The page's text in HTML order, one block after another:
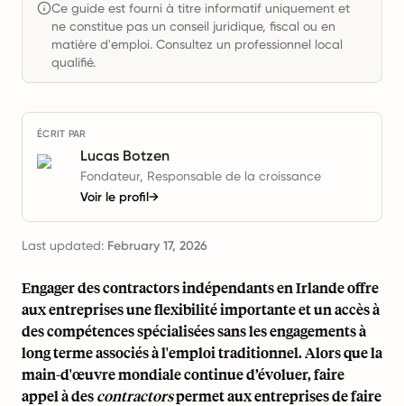
Ce guide est fourni à titre informatif uniquement et
ne constitue pas un conseil juridique, fiscal ou en
matière d'emploi. Consultez un professionnel local
qualifié.
ÉCRIT PAR
Lucas Botzen
Fondateur, Responsable de la croissance
Voir le profil→
Last updated: February 17, 2026
Engager des contractors indépendants en Irlande offre
aux entreprises une flexibilité importante et un accès à
des compétences spécialisées sans les engagements à
long terme associés à l'emploi traditionnel. Alors que la
main-d'œuvre mondiale continue d’évoluer, faire
appel à descontractorspermet aux entreprises de faire